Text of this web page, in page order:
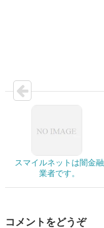
スマイルネットは闇金融
業者です。
コメントをどうぞ